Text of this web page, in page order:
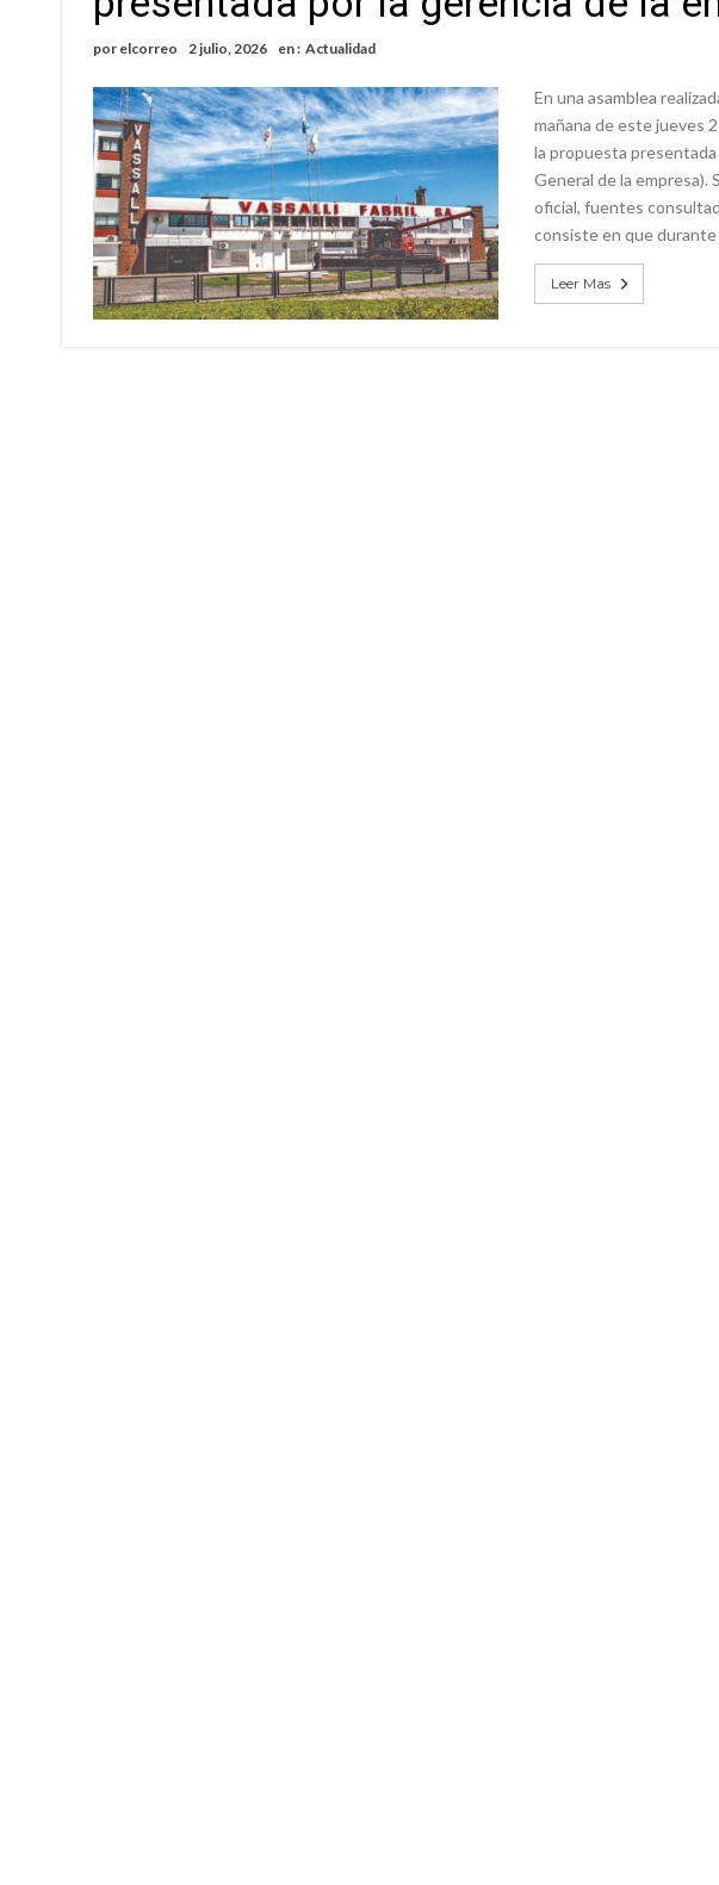
Distinguieron a Ramiro Maldonado, el campeón juvenil de malambo de
por elcorreo 2 julio, 2026 en : Actualidad
En una asamblea
mañana de este jueves
la propuesta
General de la empresa).
oficial, fuentes
consiste en que
Leer Mas